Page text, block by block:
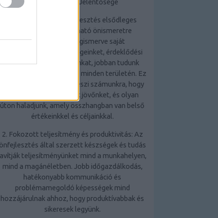
Az Önfejlesztés Jelentősége
1. Önismeret: Az önfejlesztés elsődleges
előnye, hogy mélyreható önismeretre
tehetünk szert. Megismerve saját
erősségeinket, gyengeségeinket, érdeklődési
körünket és motivációinkat, jobban tudunk
döntéseket hozni életünk minden területén. Ez
az önismeret lehetővé teszi számunkra, hogy
tudatosabban alakítsuk jövőnket, és olyan
úton haladjunk, amely összhangban van belső
értékeinkkel és céljainkkal.
2. Fokozott teljesítmény és produktivitás: Az
önfejlesztés által szerzett készségek és tudás
teljesítményünket mind a munkahelyen,
mind a magánéletben. Jobb időgazdálkodás,
hatékonyabb kommunikáció és
problémamegoldó képességek mind
hozzájárulnak ahhoz, hogy produktívabbak és
sikeresek legyünk.